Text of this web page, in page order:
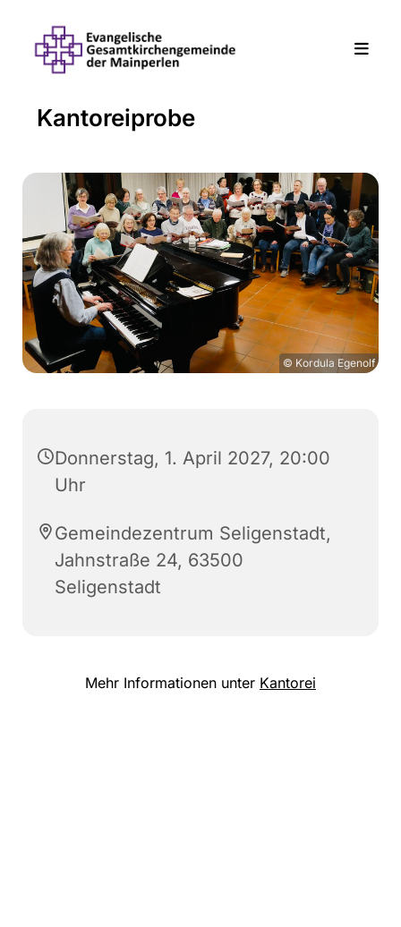
Kantoreiprobe
© Kordula Egenolf
Donnerstag, 1. April 2027, 20:00
Uhr
Gemeindezentrum Seligenstadt,
Jahnstraße 24, 63500
Seligenstadt
Mehr Informationen unter Kantorei